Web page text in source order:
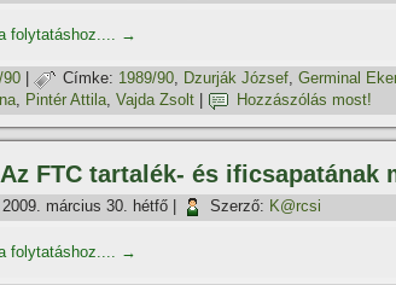
folytatáshoz.... →
90 Címke: 1989/90, Dzurják József, Germinal
, Pintér Attila, Vajda Zsolt Hozzászólás most!
Az FTC tartalék- és ificsapatának
2009. március 30. hétfő Szerző: K@rcsi
folytatáshoz.... →